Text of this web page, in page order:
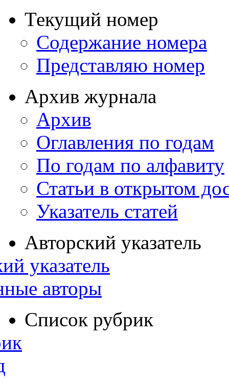
Текущий номер
Содержание номера
Представляю номер
Архив журнала
Архив
Оглавления по годам
По годам по алфавиту
Статьи в открытом
Указатель статей
Авторский указатель
указатель
авторы
Список рубрик